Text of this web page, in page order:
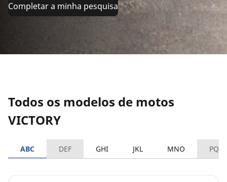
Completar a minha pesquisa
Todos os modelos de motos
VICTORY
ABC DEF GHI JKL MNO PQRS